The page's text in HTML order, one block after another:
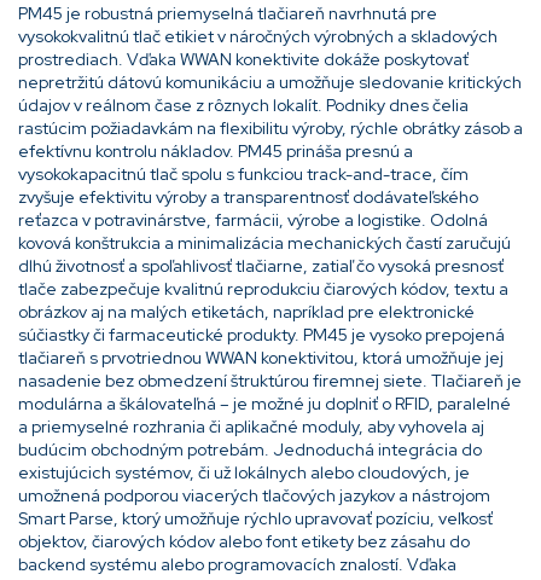
PM45 je robustná priemyselná tlačiareň navrhnutá pre
vysokokvalitnú tlač etikiet v náročných výrobných a skladových
prostrediach. Vďaka WWAN konektivite dokáže poskytovať
nepretržitú dátovú komunikáciu a umožňuje sledovanie kritických
údajov v reálnom čase z rôznych lokalít. Podniky dnes čelia
rastúcim požiadavkám na flexibilitu výroby, rýchle obrátky zásob a
efektívnu kontrolu nákladov. PM45 prináša presnú a
vysokokapacitnú tlač spolu s funkciou track-and-trace, čím
zvyšuje efektivitu výroby a transparentnosť dodávateľského
reťazca v potravinárstve, farmácii, výrobe a logistike. Odolná
kovová konštrukcia a minimalizácia mechanických častí zaručujú
dlhú životnosť a spoľahlivosť tlačiarne, zatiaľ čo vysoká presnosť
tlače zabezpečuje kvalitnú reprodukciu čiarových kódov, textu a
obrázkov aj na malých etiketách, napríklad pre elektronické
súčiastky či farmaceutické produkty. PM45 je vysoko prepojená
tlačiareň s prvotriednou WWAN konektivitou, ktorá umožňuje jej
nasadenie bez obmedzení štruktúrou firemnej siete. Tlačiareň je
modulárna a škálovateľná – je možné ju doplniť o RFID, paralelné
a priemyselné rozhrania či aplikačné moduly, aby vyhovela aj
budúcim obchodným potrebám. Jednoduchá integrácia do
existujúcich systémov, či už lokálnych alebo cloudových, je
umožnená podporou viacerých tlačových jazykov a nástrojom
Smart Parse, ktorý umožňuje rýchlo upravovať pozíciu, veľkosť
objektov, čiarových kódov alebo font etikety bez zásahu do
backend systému alebo programovacích znalostí. Vďaka